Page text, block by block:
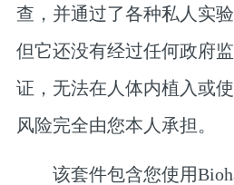
查，并通过了各种私人实
但它还没有经过任何政府
证，无法在人体内植入或
风险完全由您本人承担。
该套件包含您使用